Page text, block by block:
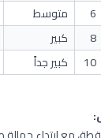
6 متوسط
8 كبير
10 كبير جداً